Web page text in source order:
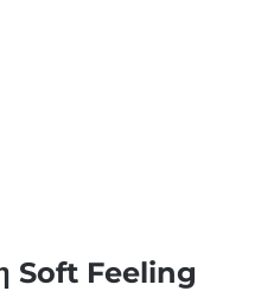
Soft Feeling